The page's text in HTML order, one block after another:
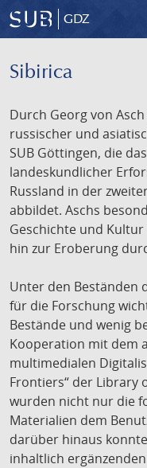
GDZ
Sibirica
Durch Georg von
russischer und
SUB Göttingen, die
landeskundlicher
Russland in der
abbildet. Aschs
Geschichte und
hin zur Eroberung
Unter den Beständen
für die Forschung
Bestände und wenig
Kooperation mit dem
multimedialen
Frontiers“ der Library
wurden nicht nur die
Materialien dem
darüber hinaus
inhaltlich